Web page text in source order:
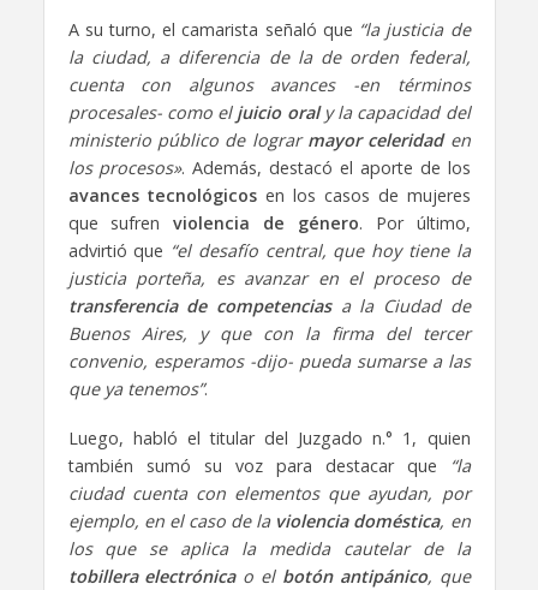
A su turno, el camarista señaló que “la justicia de
la ciudad, a diferencia de la de orden federal,
cuenta con algunos avances -en términos
procesales- como el juicio oraly la capacidad del
ministerio público de lograr mayor celeridaden
los procesos». Además, destacó el aporte de los
avances tecnológicos en los casos de mujeres
que sufrenviolencia de género. Por último,
advirtió que “el desafío central, que hoy tiene la
justicia porteña, es avanzar en el proceso de
transferencia de competenciasa la Ciudad de
Buenos Aires, y que con la firma del tercer
convenio, esperamos -dijo- pueda sumarse a las
que ya tenemos”.
Luego, habló el titular del Juzgado n.° 1, quien
también sumó su voz para destacar que
“la
ciudad cuenta con elementos que ayudan, por
ejemplo, en el caso de la violencia doméstica, en
los que se aplica la medida cautelar de la
tobillera electrónicao elbotón antipánico, que